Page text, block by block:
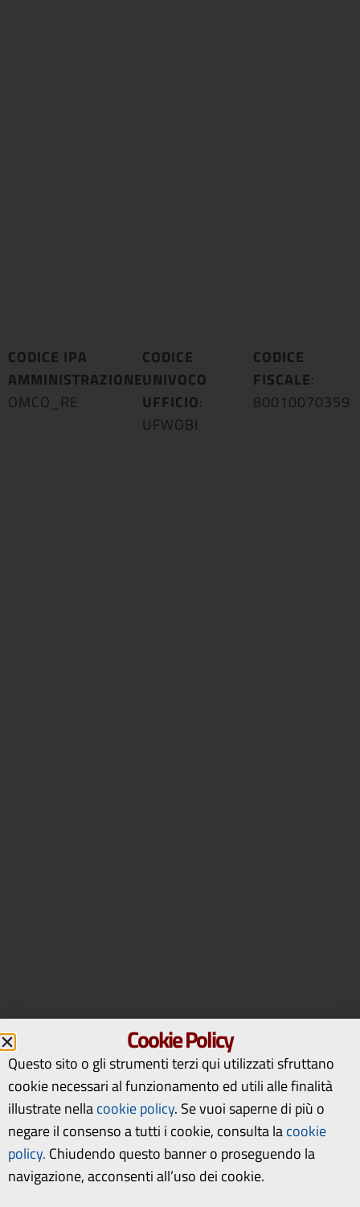
CODICE IPA
AMMINISTRAZIONE:
OMCO_RE
CODICE
UNIVOCO
UFFICIO:
UFWOBI
CODICE
FISCALE:
80010070359
Cookie Policy
Questo sito o gli strumenti terzi qui utilizzati sfruttano
cookie necessari al funzionamento ed utili alle finalità
illustrate nellacookie policy. Se vuoi saperne di più o
negare il consenso a tutti i cookie, consulta lacookie
policy. Chiudendo questo banner o proseguendo la
navigazione, acconsenti all’uso dei cookie.